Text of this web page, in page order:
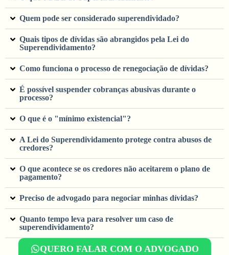
Quem pode ser considerado superendividado?
Quais tipos de dívidas são abrangidos pela Lei do
Superendividamento?
Como funciona o processo de renegociação de dívidas?
É possível suspender cobranças abusivas durante o
processo?
O que é o "mínimo existencial"?
A Lei do Superendividamento protege contra abusos de
credores?
O que acontece se os credores não aceitarem o plano de
pagamento?
Preciso de advogado para negociar minhas dívidas?
Quanto tempo leva para resolver um caso de
superendividamento?
QUERO FALAR COM O ADVOGADO